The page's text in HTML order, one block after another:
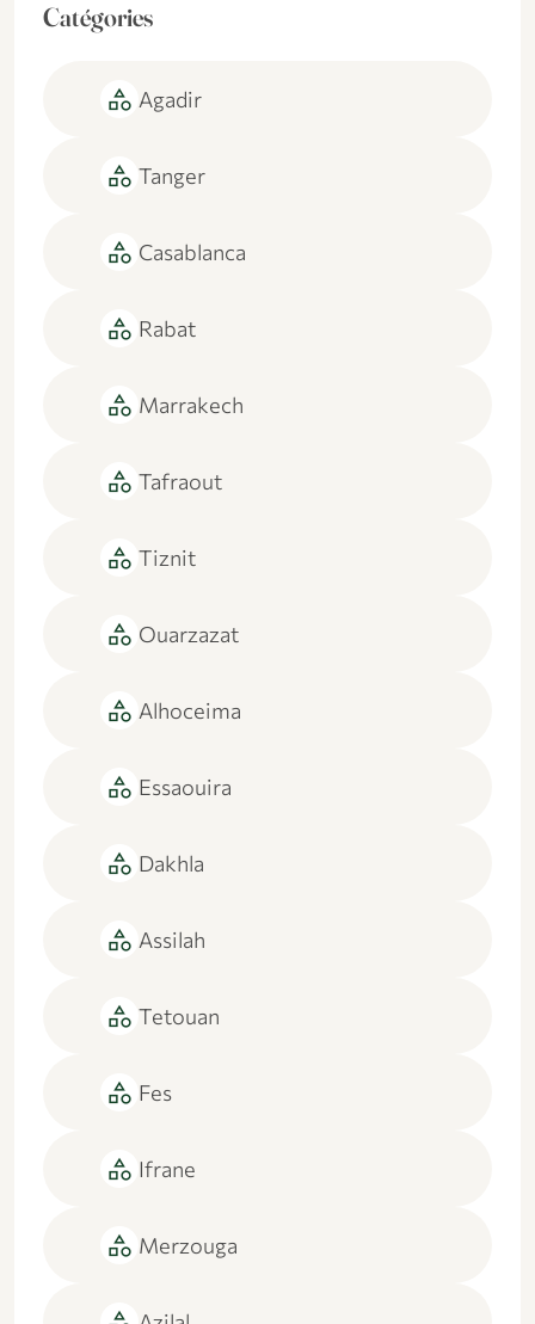
Catégories
category Agadir
category Tanger
category Casablanca
category Rabat
category Marrakech
category Tafraout
category Tiznit
category Ouarzazat
category Alhoceima
category Essaouira
category Dakhla
category Assilah
category Tetouan
category Fes
category Ifrane
category Merzouga